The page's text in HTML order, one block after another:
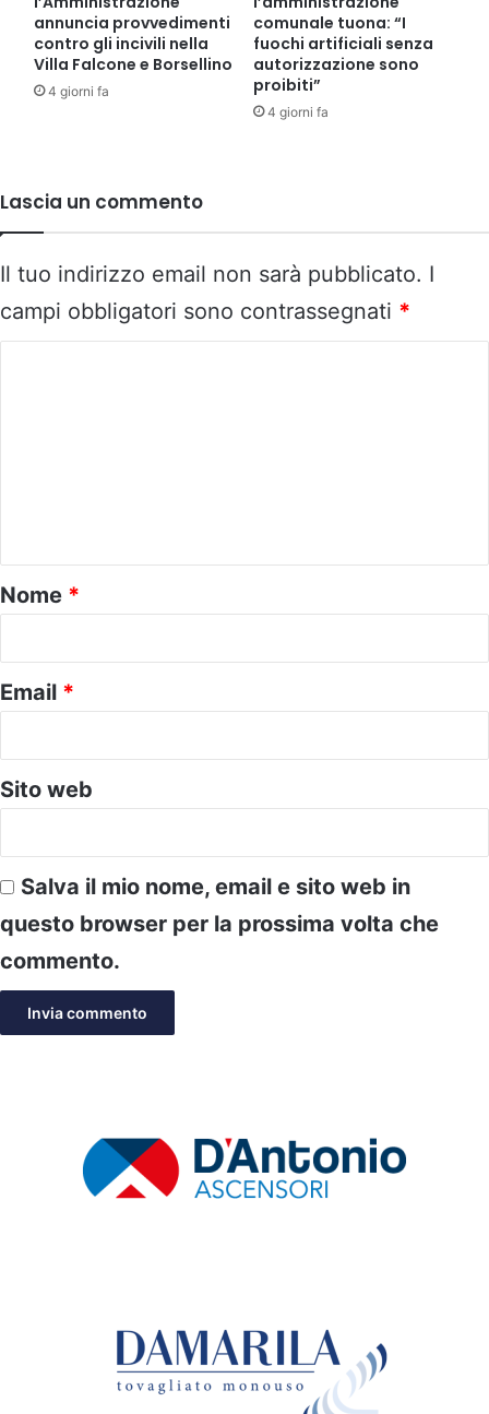
annuncia provvedimenti
contro gli incivili nella
Villa Falcone e Borsellino
4 giorni fa
comunale tuona: “I
fuochi artificiali senza
autorizzazione sono
proibiti”
4 giorni fa
Lascia un commento
Il tuo indirizzo email non sarà pubblicato. I
campi obbligatori sono contrassegnati *
o
*
Nome *
Email *
Sito web
Salva il mio nome, email e sito web in
questo browser per la prossima volta che
commento.